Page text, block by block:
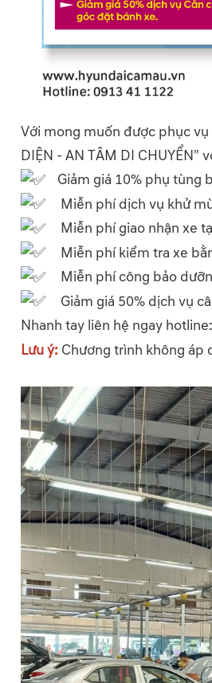
Với mong muốn được phục
DIỆN - AN TÂM DI CHUYỂN"
Giảm giá 10% phụ tùng
Miễn phí dịch vụ khử
Miễn phí giao nhận xe
Miễn phí kiểm tra xe
Miễn phí công bảo
Giảm giá 50% dịch vụ
Nhanh tay liên hệ ngay hotline:
Lưu ý: Chương trình không áp